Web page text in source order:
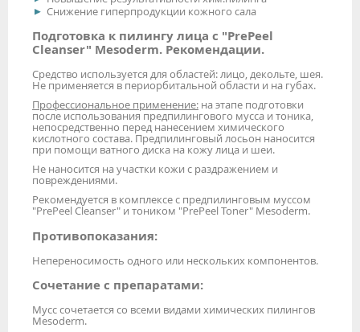
Снижение гиперпродукции кожного сала
Подготовка к пилингу лица с "PrePeel
Cleanser" Mesoderm. Рекомендации.
Средство используется для областей: лицо, декольте, шея.
Не применяется в периорбитальной области и на губах.
Профессиональное применение: на этапе подготовки
после использования предпилингового мусса и тоника,
непосредственно перед нанесением химического
кислотного состава. Предпилинговый лосьон наносится
при помощи ватного диска на кожу лица и шеи.
Не наносится на участки кожи с раздражением и
повреждениями.
Рекомендуется в комплексе с предпилинговым муссом
"PrePeel Cleanser" и тоником "PrePeel Toner" Mesoderm.
Противопоказания:
Непереносимость одного или нескольких компонентов.
Сочетание с препаратами:
Мусс сочетается со всеми видами химических пилингов
Mesoderm.